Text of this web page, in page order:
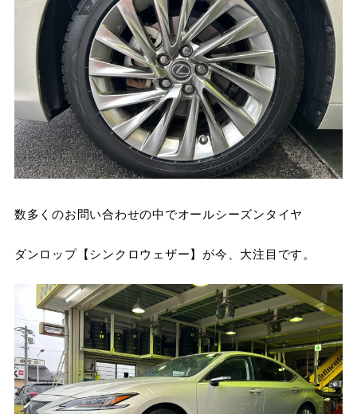
数多くのお問い合わせの中でオールシーズンタイヤ
ダンロップ【シンクロウェザー】が今、大注目です。